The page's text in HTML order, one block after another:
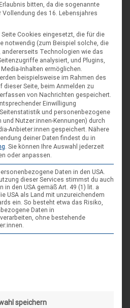
21. Aug. 26
NAP 2026
4. Sep. 26
Hameln
- Werde zur Spielfigur“ -
im XXL-Format
4. Sep. 26
Suderburg
INSTAGRAM
bitten, da die sogenannte
des 16. Lebensjahres
Cookies eingesetzt, die für die
notwendig (zum Beispiel solche, die
Technologien wie das
analysiert, und Plugins,
Inhalten ermöglichen.
beispielsweise im Rahmen des
Seite, beim Anmelden zu
von Nachrichten gespeichert.
Einwilligung
und personenbezogene
und Nutzer:innen-Kennungen) durch
Anbieter:innen gespeichert. Nähere
deiner Daten findest du in
Sie können Ihre Auswahl jederzeit
oder anpassen.
Daten in den USA.
dieser Services stimmst du auch
in den USA gemäß Art. 49 (1) lit. a
USA als Land mit unzureichendem
ein. So besteht etwa das Risiko,
Daten in
ohne bestehende
Gruppen, für die eine
speichern